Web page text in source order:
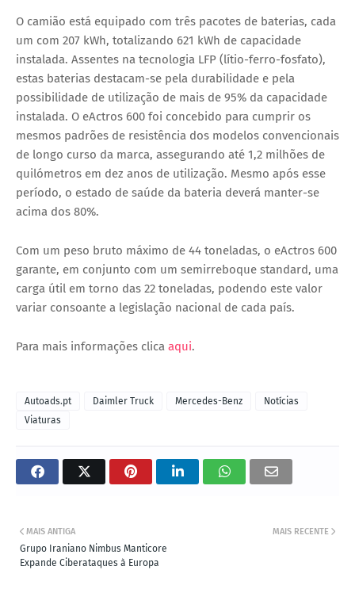
O camião está equipado com três pacotes de baterias, cada
um com 207 kWh, totalizando 621 kWh de capacidade
instalada. Assentes na tecnologia LFP (lítio-ferro-fosfato),
estas baterias destacam-se pela durabilidade e pela
possibilidade de utilização de mais de 95% da capacidade
instalada. O eActros 600 foi concebido para cumprir os
mesmos padrões de resistência dos modelos convencionais
de longo curso da marca, assegurando até 1,2 milhões de
quilómetros em dez anos de utilização. Mesmo após esse
período, o estado de saúde da bateria deverá manter-se
acima dos 80%.
Com um peso bruto máximo de 44 toneladas, o eActros 600
garante, em conjunto com um semirreboque standard, uma
carga útil em torno das 22 toneladas, podendo este valor
variar consoante a legislação nacional de cada país.
Para mais informações clica aqui.
Autoads.pt Daimler Truck Mercedes-Benz
Notícias
Viaturas
MAIS RECENTE
MAIS ANTIGA
Grupo Iraniano Nimbus Manticore
Expande Ciberataques à Europa